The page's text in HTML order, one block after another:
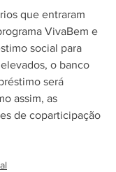
VivaBem e
social para
o banco
será
assim, as
de coparticipação